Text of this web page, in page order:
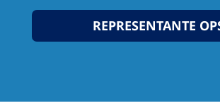
REPRESENTANTE